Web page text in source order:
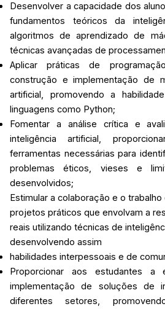
Desenvolver a capacidade dos
fundamentos teóricos da
algoritmos de aprendizado de
técnicas avançadas de
Aplicar práticas de
construção e implementação de
artificial, promovendo a
linguagens como Python;
Fomentar a análise crítica e
inteligência artificial,
ferramentas necessárias para
problemas éticos, vieses e
desenvolvidos;
Estimular a colaboração e o
projetos práticos que envolvam a
reais utilizando técnicas de
desenvolvendo assim
habilidades interpessoais e de
Proporcionar aos estudantes a
implementação de soluções de
diferentes setores,